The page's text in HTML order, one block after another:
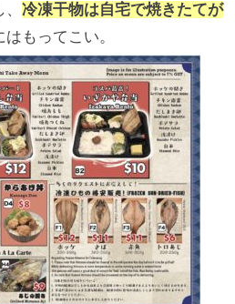
冷凍干物は自宅で焼きたてが
もってこい。